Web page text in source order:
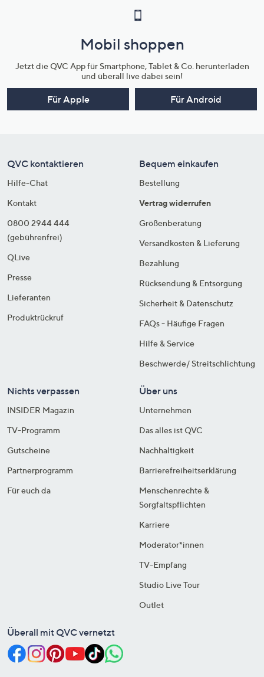
Mobil shoppen
Jetzt die QVC App für Smartphone, Tablet & Co. herunterladen
und überall live dabei sein!
Für Apple Für Android
QVC kontaktieren
Hilfe-Chat
Kontakt
0800 2944 444
(gebührenfrei)
QLive
Presse
Lieferanten
Produktrückruf
Bequem einkaufen
Bestellung
Vertrag widerrufen
Größenberatung
Versandkosten & Lieferung
Bezahlung
Rücksendung & Entsorgung
Sicherheit & Datenschutz
FAQs - Häufige Fragen
Hilfe & Service
Beschwerde/ Streitschlichtung
Nichts verpassen
INSIDER Magazin
TV-Programm
Gutscheine
Partnerprogramm
Für euch da
Über uns
Unternehmen
Das alles ist QVC
Nachhaltigkeit
Barrierefreiheitserklärung
Menschenrechte &
Sorgfaltspflichten
Karriere
Moderator*innen
TV-Empfang
Studio Live Tour
Outlet
Überall mit QVC vernetzt